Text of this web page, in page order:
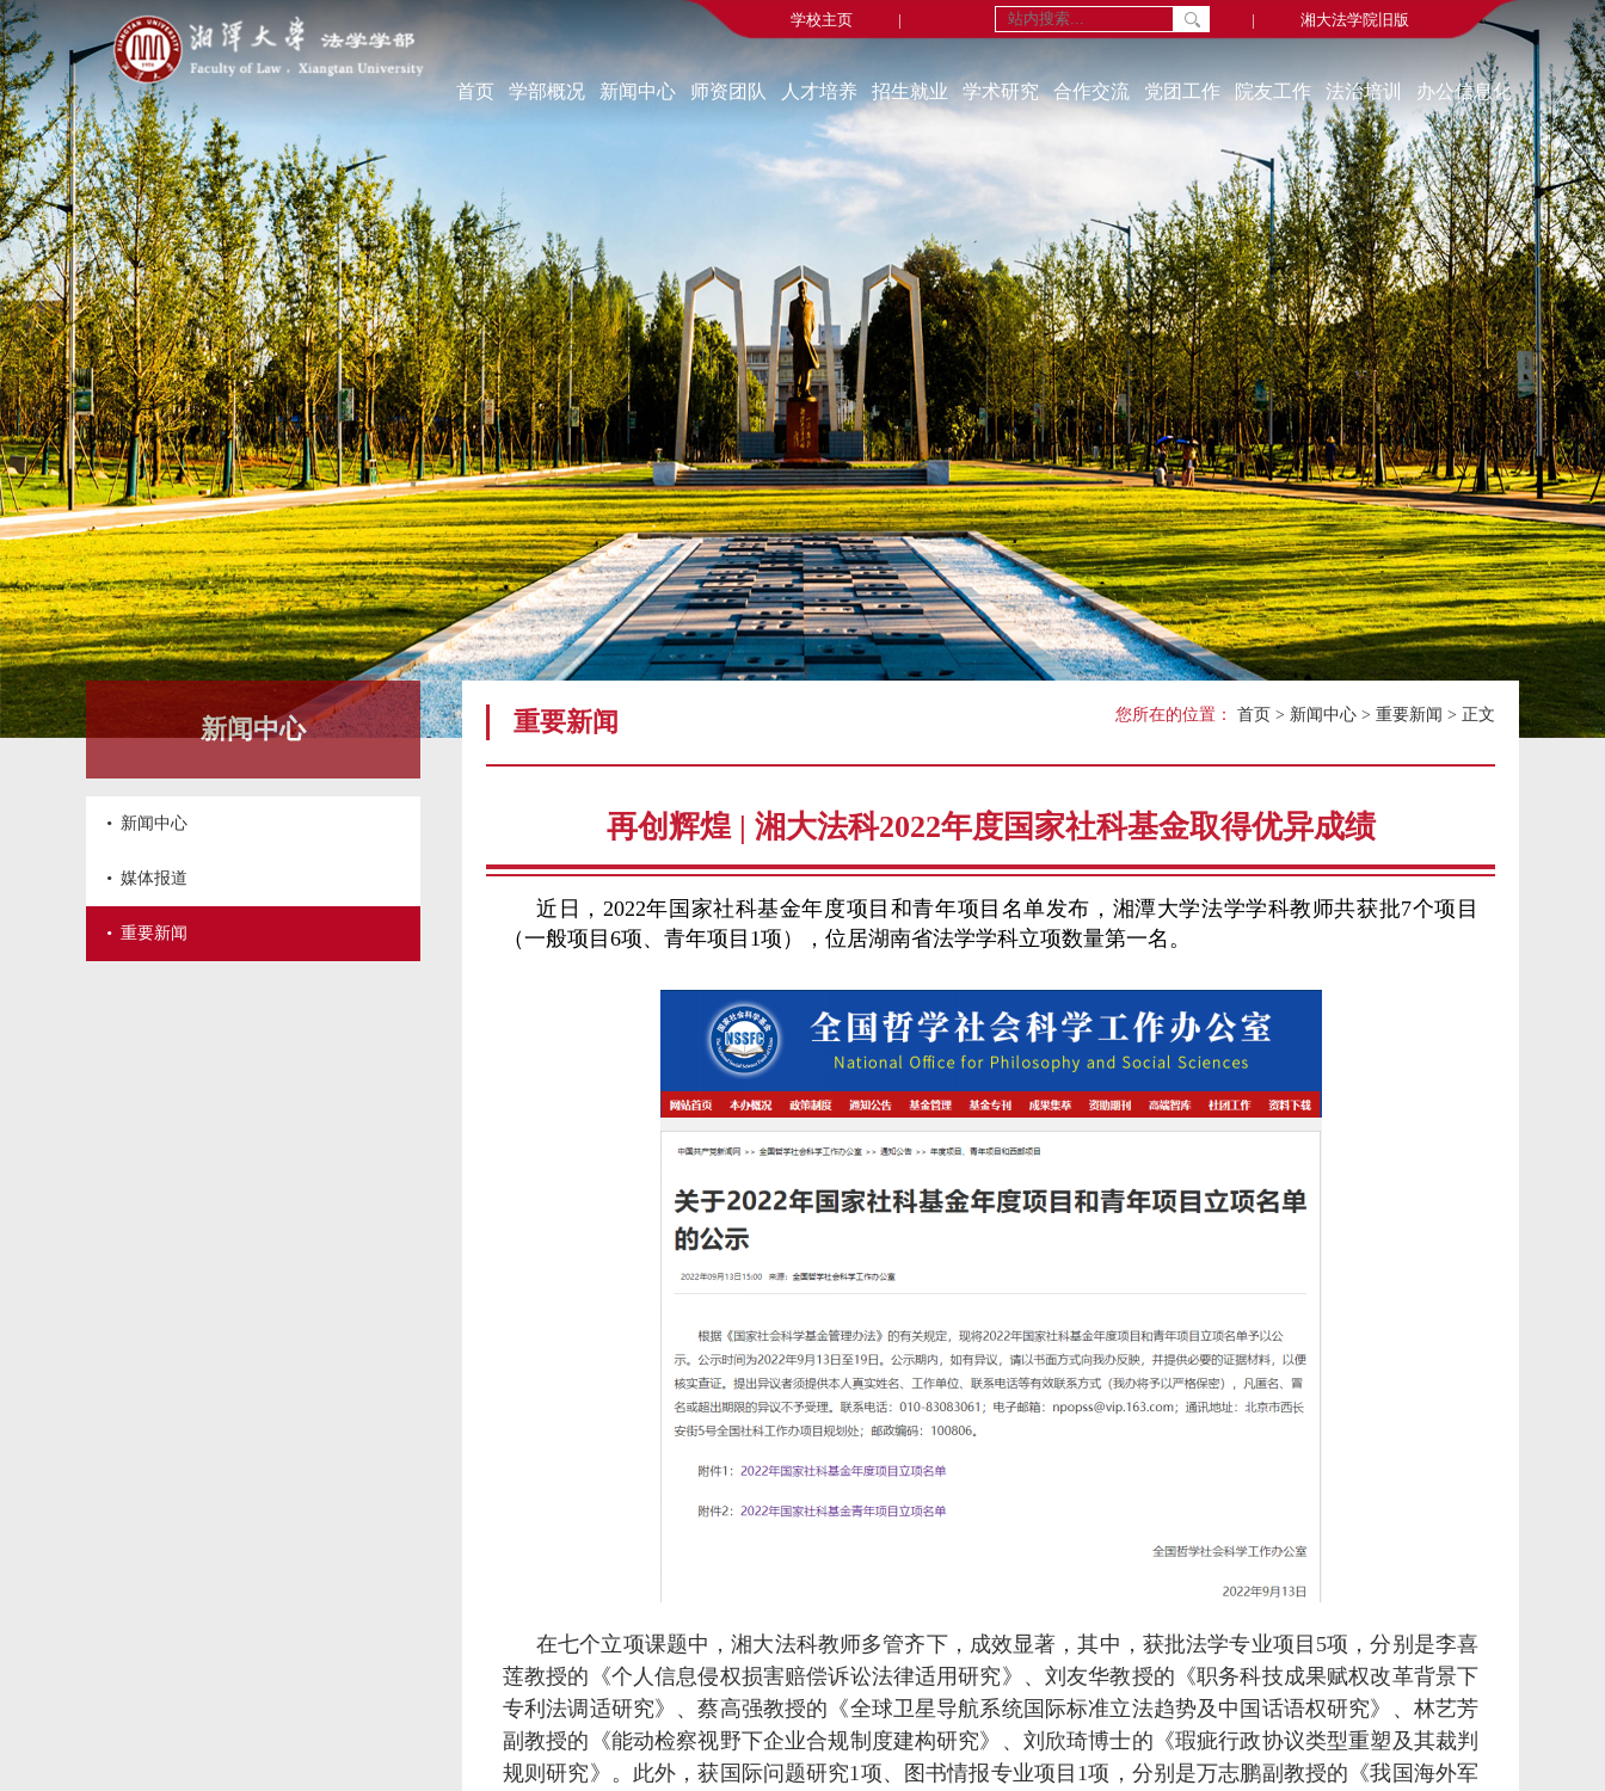
学校主页 | | 湘大法学院旧版
首页 学部概况
机构设置
学部宣传片
部长寄语
新闻中心 师资团队
在职教师
人才培养
本科生教育
研究生教育
实践教学
线上法学实验室
课程建设
招生就业
招生工作
就业工作
学术研究
科研成果
博士后流动站
学术交流
学术动态
科研动态
自办刊物
学术预告
合作交流 党团工作
通知公告
组织机构
教工党建
学生党建
学生活动
奖助贷补
学习园地
教代会、工代会
关工委
院友工作
院友新闻
院友会
毕业视频
院友名录
院友基金
法治培训
中心概况
学习资源
联系我们
培训动态
办公信息化
新闻中心
· 新闻中心
· 媒体报道
· 重要新闻
重要新闻 您所在的位置： 首页 > 新闻中心 > 重要新闻 > 正文
再创辉煌 | 湘大法科2022年度国家社科基金取得优异成绩
近日，2022年国家社科基金年度项目和青年项目名单发布，湘潭大学法学学科教师共获批7个项目
（一般项目6项、青年项目1项），位居湖南省法学学科立项数量第一名。
在七个立项课题中，湘大法科教师多管齐下，成效显著，其中，获批法学专业项目5项，分别是李喜
莲教授的《个人信息侵权损害赔偿诉讼法律适用研究》、刘友华教授的《职务科技成果赋权改革背景下
专利法调适研究》、蔡高强教授的《全球卫星导航系统国际标准立法趋势及中国话语权研究》、林艺芳
副教授的《能动检察视野下企业合规制度建构研究》、刘欣琦博士的《瑕疵行政协议类型重塑及其裁判
规则研究》。此外，获国际问题研究1项、图书情报专业项目1项，分别是万志鹏副教授的《我国海外军